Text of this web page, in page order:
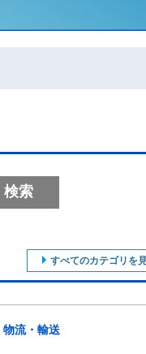
検索
すべてのカテゴリを
物流・輸送